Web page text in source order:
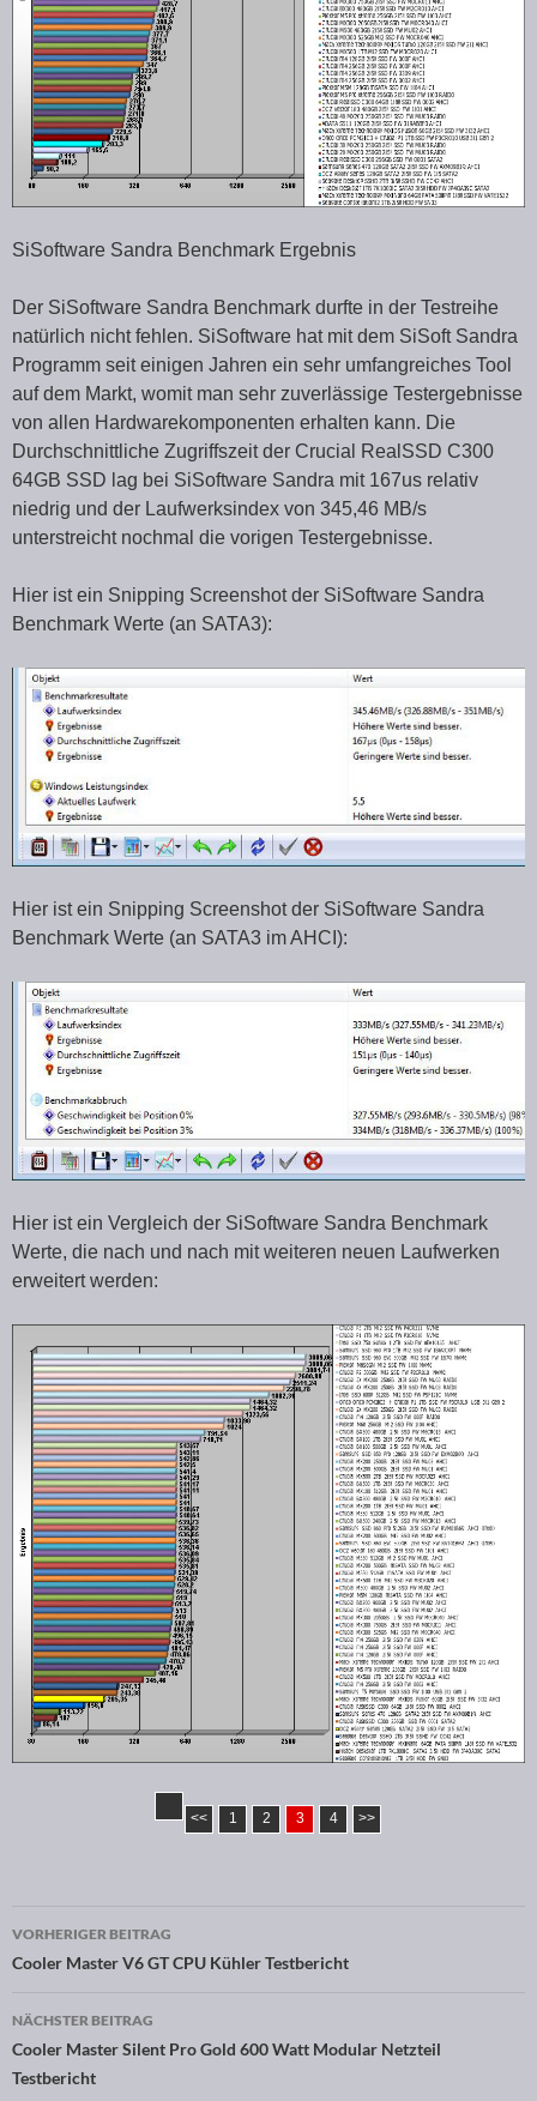
SiSoftware Sandra Benchmark Ergebnis
Der SiSoftware Sandra Benchmark durfte in der Testreihe
natürlich nicht fehlen. SiSoftware hat mit dem SiSoft Sandra
Programm seit einigen Jahren ein sehr umfangreiches Tool
auf dem Markt, womit man sehr zuverlässige Testergebnisse
von allen Hardwarekomponenten erhalten kann. Die
Durchschnittliche Zugriffszeit der Crucial RealSSD C300
64GB SSD lag bei SiSoftware Sandra mit 167us relativ
niedrig und der Laufwerksindex von 345,46 MB/s
unterstreicht nochmal die vorigen Testergebnisse.
Hier ist ein Snipping Screenshot der SiSoftware Sandra
Benchmark Werte (an SATA3):
Hier ist ein Snipping Screenshot der SiSoftware Sandra
Benchmark Werte (an SATA3 im AHCI):
Hier ist ein Vergleich der SiSoftware Sandra Benchmark
Werte, die nach und nach mit weiteren neuen Laufwerken
erweitert werden:
<< 1 2 3 4 >>
Beitragsnavigation
VORHERIGER BEITRAG
Cooler Master V6 GT CPU Kühler Testbericht
NÄCHSTER BEITRAG
Cooler Master Silent Pro Gold 600 Watt Modular Netzteil
Testbericht